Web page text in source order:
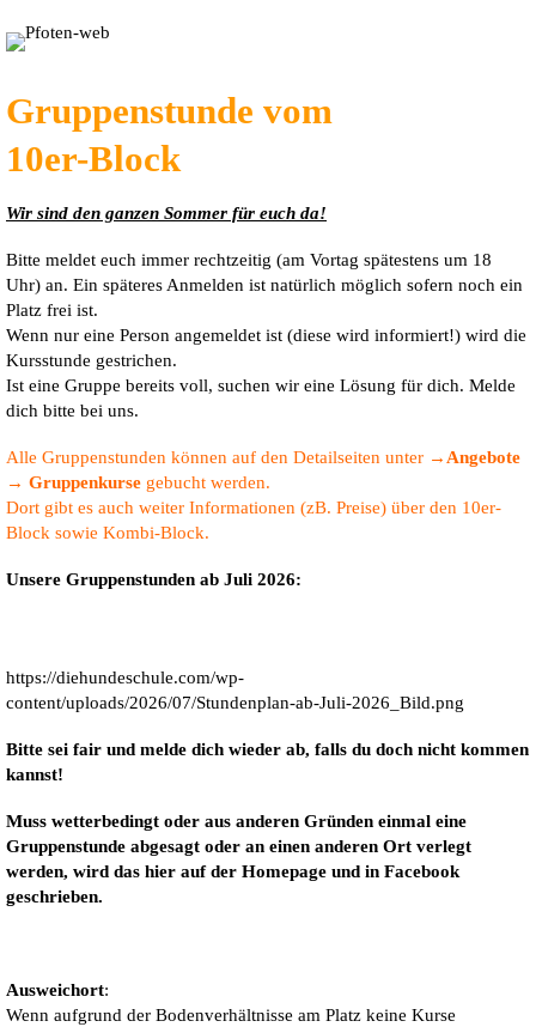
Gruppenstunde vom
10er-Block
Wir sind den ganzen Sommer für euch da!
Bitte meldet euch immer rechtzeitig (am Vortag spätestens um 18
Uhr) an. Ein späteres Anmelden ist natürlich möglich sofern noch ein
Platz frei ist.
Wenn nur eine Person angemeldet ist (diese wird informiert!) wird die
Kursstunde gestrichen.
Ist eine Gruppe bereits voll, suchen wir eine Lösung für dich. Melde
dich bitte bei uns.
Alle Gruppenstunden können auf den Detailseiten unter →Angebote
→ Gruppenkurse gebucht werden.
Dort gibt es auch weiter Informationen (zB. Preise) über den 10er-
Block sowie Kombi-Block.
Unsere Gruppenstunden ab Juli 2026:
https://diehundeschule.com/wp-
content/uploads/2026/07/Stundenplan-ab-Juli-2026_Bild.png
Bitte sei fair und melde dich wieder ab, falls du doch nicht kommen
kannst!
Muss wetterbedingt oder aus anderen Gründen einmal eine
Gruppenstunde abgesagt oder an einen anderen Ort verlegt
werden, wird das hier auf der Homepage und in Facebook
geschrieben.
Ausweichort:
Wenn aufgrund der Bodenverhältnisse am Platz keine Kurse